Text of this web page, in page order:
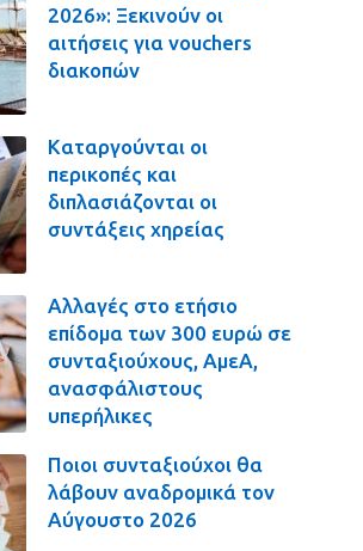
2026»: Ξεκινούν οι
αιτήσεις για vouchers
διακοπών
Καταργούνται οι
περικοπές και
διπλασιάζονται οι
συντάξεις χηρείας
Αλλαγές στο ετήσιο
επίδομα των 300 ευρώ σε
συνταξιούχους, ΑμεΑ,
ανασφάλιστους
υπερήλικες
Ποιοι συνταξιούχοι θα
λάβουν αναδρομικά τον
Αύγουστο 2026